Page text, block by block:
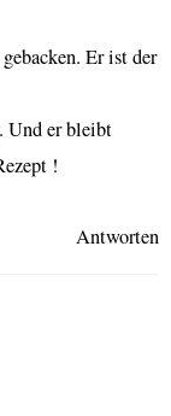
Er ist der
Und er bleibt
!
Antworten